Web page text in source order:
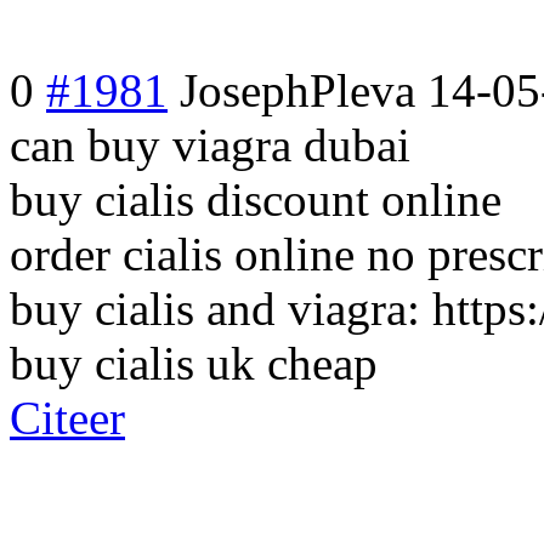
0 #1981 JosephPleva 14-
can buy viagra dubai
buy cialis discount online
order cialis online no
buy cialis and viagra:
buy cialis uk cheap
Citeer